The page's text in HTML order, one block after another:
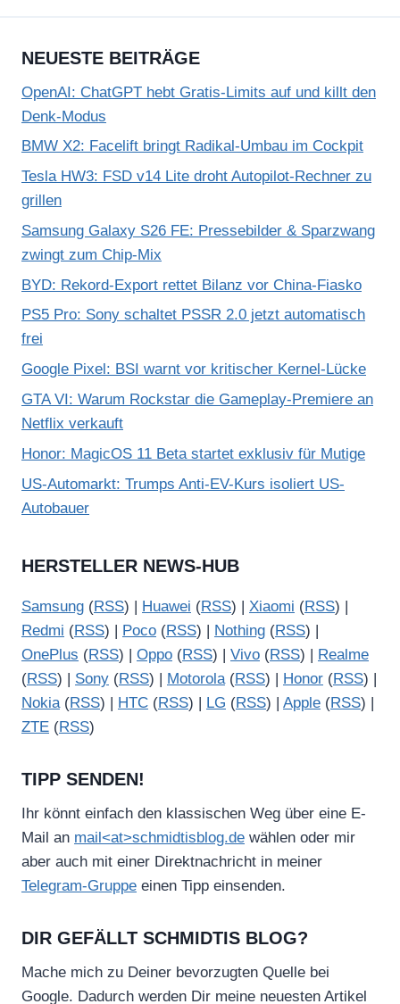
NEUESTE BEITRÄGE
OpenAI: ChatGPT hebt Gratis-Limits auf und killt den
Denk-Modus
BMW X2: Facelift bringt Radikal-Umbau im Cockpit
Tesla HW3: FSD v14 Lite droht Autopilot-Rechner zu
grillen
Samsung Galaxy S26 FE: Pressebilder & Sparzwang
zwingt zum Chip-Mix
BYD: Rekord-Export rettet Bilanz vor China-Fiasko
PS5 Pro: Sony schaltet PSSR 2.0 jetzt automatisch
frei
Google Pixel: BSI warnt vor kritischer Kernel-Lücke
GTA VI: Warum Rockstar die Gameplay-Premiere an
Netflix verkauft
Honor: MagicOS 11 Beta startet exklusiv für Mutige
US-Automarkt: Trumps Anti-EV-Kurs isoliert US-
Autobauer
HERSTELLER NEWS-HUB
Samsung (RSS) | Huawei (RSS) | Xiaomi (RSS) |
Redmi (RSS) | Poco (RSS) | Nothing (RSS) |
OnePlus (RSS) | Oppo (RSS) | Vivo (RSS) |
Realme
(RSS) | Sony (RSS) | Motorola(RSS) | Honor (RSS) |
Nokia(RSS) | HTC (RSS) | LG (RSS) | Apple (RSS) |
ZTE (RSS)
TIPP SENDEN!
Ihr könnt einfach den klassischen Weg über eine E-
Mail an mail<at>schmidtisblog.de wählen oder mir
aber auch mit einer Direktnachricht in meiner
Telegram-Gruppe einen Tipp einsenden.
DIR GEFÄLLT SCHMIDTIS BLOG?
Mache mich zu Deiner bevorzugten Quelle bei
Google. Dadurch werden Dir meine neuesten Artikel